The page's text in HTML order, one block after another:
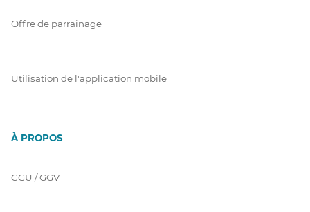
Offre de parrainage
Utilisation de l'application mobile
À PROPOS
CGU / GGV